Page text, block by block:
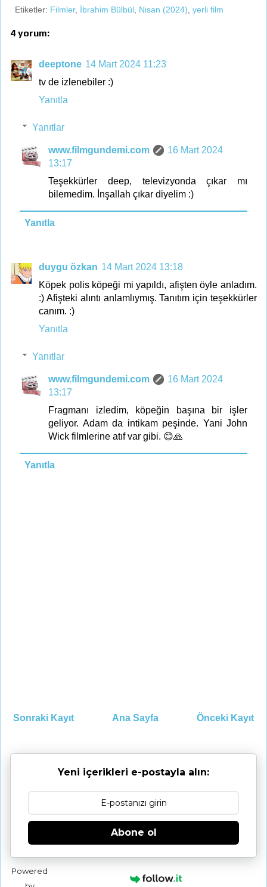
Etiketler: Filmler, İbrahim Bülbül Nisan (2024) yerli film
4 yorum:
deeptone 14 Mart 2024 11:23
tv de izlenebiler :)
Yanıtla
Yanıtlar
www.filmgundemi.com
16 Mart 2024
13:17
Teşekkürler deep, televizyonda çıkar mı
bilemedim. İnşallah çıkar diyelim :)
Yanıtla
duygu özkan 14 Mart 2024 13:18
Köpek polis köpeği mi yapıldı, afişten öyle anladım.
:) Afişteki alıntı anlamlıymış. Tanıtım için teşekkürler
canım. :)
Yanıtla
Yanıtlar
www.filmgundemi.com
16 Mart 2024
13:17
Fragmanı izledim, köpeğin başına bir işler
geliyor. Adam da intikam peşinde. Yani John
Wick filmlerine atıf var gibi. 😊🙏
Yanıtla
Sonraki Kayıt Önceki Kayıt
Ana Sayfa
Yeni içerikleri e-postayla alın:
Abone ol
Powered